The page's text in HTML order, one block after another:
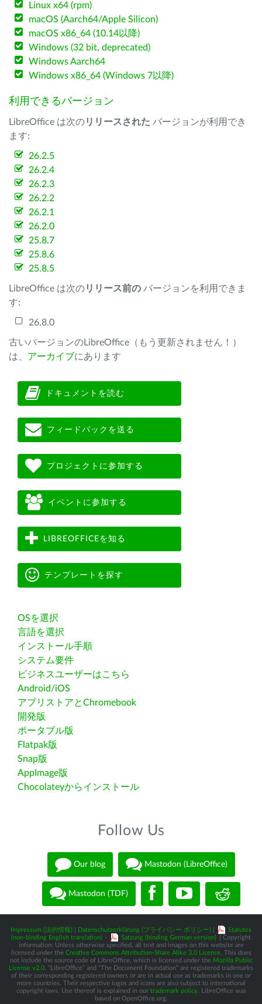
Linux x64 (rpm)
macOS (Aarch64/Apple Silicon)
macOS x86_64 (10.14以降)
Windows (32 bit, deprecated)
Windows Aarch64
Windows x86_64 (Windows 7以降)
利用できるバージョン
LibreOffice は次のリリースされた バージョンが利用でき
ます:
26.2.5
26.2.4
26.2.3
26.2.2
26.2.1
26.2.0
25.8.7
25.8.6
25.8.5
LibreOffice は次のリリース前の バージョンを利用できま
す:
26.8.0
古いバージョンのLibreOffice（もう更新されません！）
は、 アーカイブにあります
ドキュメントを読む
フィードバックを送る
プロジェクトに参加する
イベントに参加する
LIBREOFFICEを知る
テンプレートを探す
OSを選択
言語を選択
インストール手順
システム要件
ビジネスユーザーはこちら
Android/iOS
アプリストアとChromebook
開発版
ポータブル版
Flatpak版
Snap版
AppImage版
Chocolateyからインストール
Follow Us
Our blog Mastodon (LibreOffice)
Mastodon (TDF)
Impressum (法的情報) Datenschutzerklärung (プライバシー ポリシー)
Statutes
(non-binding English translation) - Satzung (binding German version)
| Copyright
information: Unless otherwise specified, all text and images on this website are
licensed under the Creative Commons Attribution-Share Alike 3.0 License. This does
not include the source code of LibreOffice, which is licensed under the Mozilla Public
License v2.0 . “LibreOffice” and “The Document Foundation” are registered trademarks
of their corresponding registered owners or are in actual use as trademarks in one or
more countries. Their respective logos and icons are also subject to international
copyright laws. Use thereof is explained in our trademark policy. LibreOffice was
based on OpenOffice.org.